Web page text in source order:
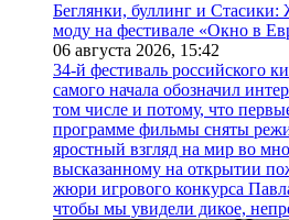
Беглянки, буллинг и Стасики:
моду на фестивале «Окно в
06 августа 2026, 15:42
34-й фестиваль российского
самого начала обозначил
том числе и потому, что
программе фильмы сняты
яростный взгляд на мир во
высказанному на открытии
жюри игрового конкурса
чтобы мы увидели дикое,